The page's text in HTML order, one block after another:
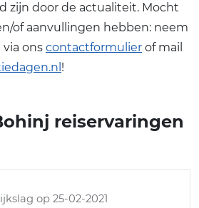
zijn door de actualiteit. Mocht
of aanvullingen hebben: neem
ons contactformulier of mail
!
reiservaringen
op 25-02-2021